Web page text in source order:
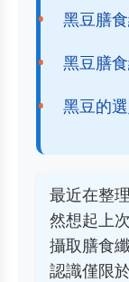
黑豆膳
黑豆膳
黑豆的
最近在整
然想起上
攝取膳食
認識僅限